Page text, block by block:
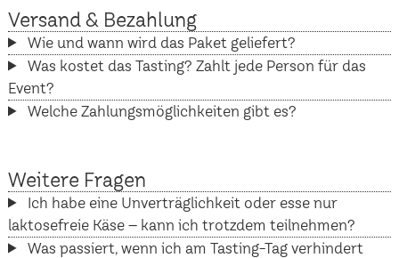
Versand & Bezahlung
Wie und wann wird das Paket geliefert?
Was kostet das Tasting? Zahlt jede Person für das
Event?
Welche Zahlungsmöglichkeiten gibt es?
Weitere Fragen
Ich habe eine Unverträglichkeit oder esse nur
laktosefreie Käse – kann ich trotzdem teilnehmen?
Was passiert, wenn ich am Tasting-Tag verhindert